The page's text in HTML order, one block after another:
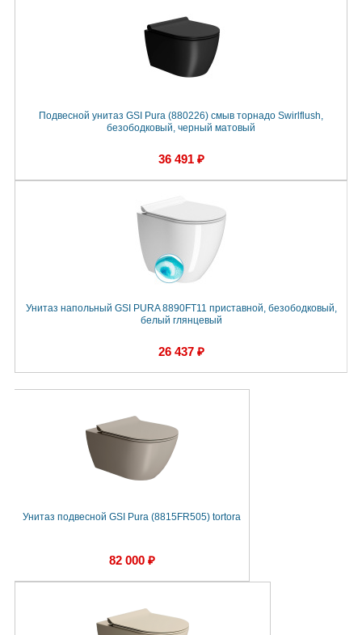
Подвесной унитаз GSI Pura (880226) смыв торнадо Swirlflush,
безободковый, черный матовый
36 491 ₽
Унитаз напольный GSI PURA 8890FT11 приставной, безободковый,
белый глянцевый
26 437 ₽
Унитаз подвесной GSI Pura (8815FR505) tortora
82 000 ₽